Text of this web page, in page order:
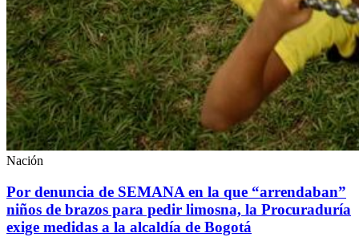
Nación
Por denuncia de SEMANA en la que “arrendaban”
niños de brazos para pedir limosna, la Procuraduría
exige medidas a la alcaldía de Bogotá